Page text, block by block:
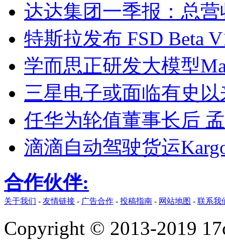
达达集团一季报：总
特斯拉发布 FSD Beta
学而思正研发大模型
三星电子或面临有史
任华为轮值董事长后
滴滴自动驾驶货运
合作伙伴:
关于我们 - 友情链接 - 广告合作 - 投稿指南 - 网站地图 - 联系我
Copyright © 2013-2019